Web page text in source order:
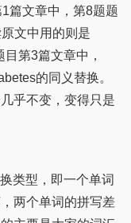
篇文章中，第8题题
文中用的则是
第3篇文章中，
的同义替换。
乎不变，变得只是
类型，即一个单词
两个单词的拼写差